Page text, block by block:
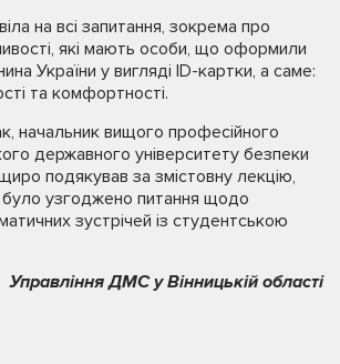
на всі запитання, зокрема про
які мають особи, що оформили
України у вигляді ID-картки, а саме:
та комфортності.
начальник вищого професійного
державного університету безпеки
подякував за змістовну лекцію,
узгоджено питання щодо
зустрічей із студентською
Управління ДМС у Вінницькій області